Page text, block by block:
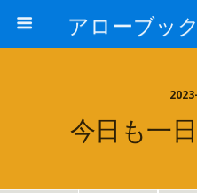
アローブッ
今日も一